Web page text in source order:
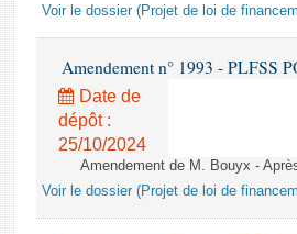
Baromètre de l’application des lois
Budget et sécurité sociale
Questions écrites et orales
Comptes rendus des débats
Voir le dossier (Projet de loi de
Amendement n° 1993 - PLFSS
Date de
dépôt :
25/10/2024
Amendement de M. Bouyx -
Voir le dossier (Projet de loi de